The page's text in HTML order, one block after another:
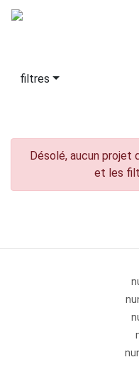
filtres
Désolé, aucun projet
et les